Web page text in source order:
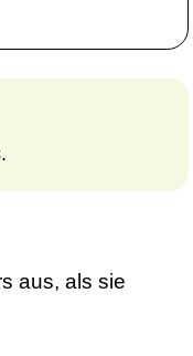
aus, als sie